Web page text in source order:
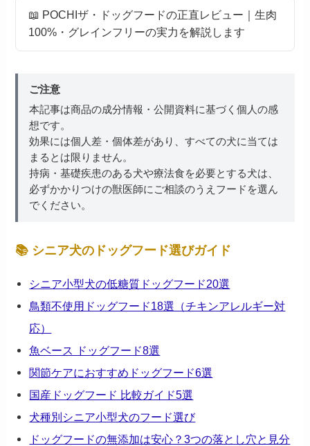
📖 POCHIザ・ドッグフードの正直レビュー｜生肉
100%・グレインフリーの実力を解説します
ご注意
本記事は商品の成分情報・公開資料に基づく個人の感
想です。
効果には個人差・個体差があり、すべての犬に当ては
まるとは限りません。
持病・基礎疾患のある犬や療法食を必要とする犬は、
必ずかかりつけの獣医師にご相談のうえフードを選ん
でください。
📚 シニア犬のドッグフード選びガイド
シニア小型犬の低糖質ドッグフード20選
鳥類不使用ドッグフード18選（チキンアレルギー対
応）
魚ベース ドッグフード8選
関節ケアにおすすめドッグフード6選
国産ドッグフード 比較ガイド5選
犬種別シニア小型犬のフード選び
ドッグフードの無添加は安心？3つの落とし穴と見分